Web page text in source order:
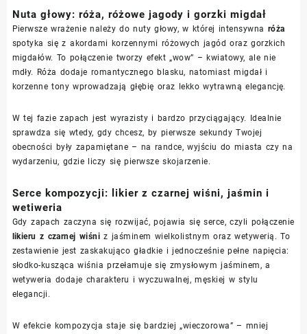
Nuta głowy: róża, różowe jagody i gorzki migdał
Pierwsze wrażenie należy do nuty głowy, w której intensywna róża
spotyka się z akordami korzennymi różowych jagód oraz gorzkich
migdałów. To połączenie tworzy efekt „wow” – kwiatowy, ale nie
mdły. Róża dodaje romantycznego blasku, natomiast migdał i
korzenne tony wprowadzają głębię oraz lekko wytrawną elegancję.
W tej fazie zapach jest wyrazisty i bardzo przyciągający. Idealnie
sprawdza się wtedy, gdy chcesz, by pierwsze sekundy Twojej
obecności były zapamiętane – na randce, wyjściu do miasta czy na
wydarzeniu, gdzie liczy się pierwsze skojarzenie.
Serce kompozycji: likier z czarnej wiśni, jaśmin i
wetiweria
Gdy zapach zaczyna się rozwijać, pojawia się serce, czyli połączenie
likieru z czarnej wiśni z jaśminem wielkolistnym oraz wetywerią. To
zestawienie jest zaskakująco gładkie i jednocześnie pełne napięcia:
słodko-kusząca wiśnia przełamuje się zmysłowym jaśminem, a
wetyweria dodaje charakteru i wyczuwalnej, męskiej w stylu
elegancji.
W efekcie kompozycja staje się bardziej „wieczorowa” – mniej